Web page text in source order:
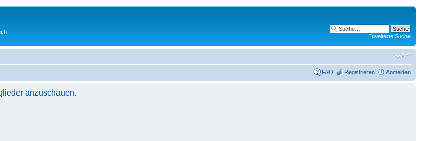
Erweiterte Suche
FAQ Registrieren Anmelden
anzuschauen.